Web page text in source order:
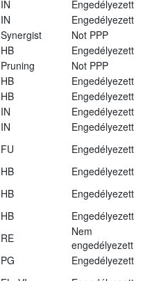
IN
Engedélyezett
IN
Engedélyezett
Synergist
Not PPP
HB
Engedélyezett
Pruning
Not PPP
HB
Engedélyezett
HB
Engedélyezett
IN
Engedélyezett
IN
Engedélyezett
FU
Engedélyezett
HB
Engedélyezett
HB
Engedélyezett
HB
Engedélyezett
RE
Nem
engedélyezett
PG
Engedélyezett